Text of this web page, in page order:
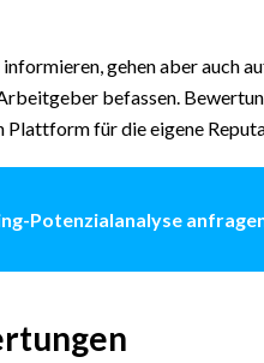
gehen aber auch
befassen.
für die eigene
Potenzialanalyse